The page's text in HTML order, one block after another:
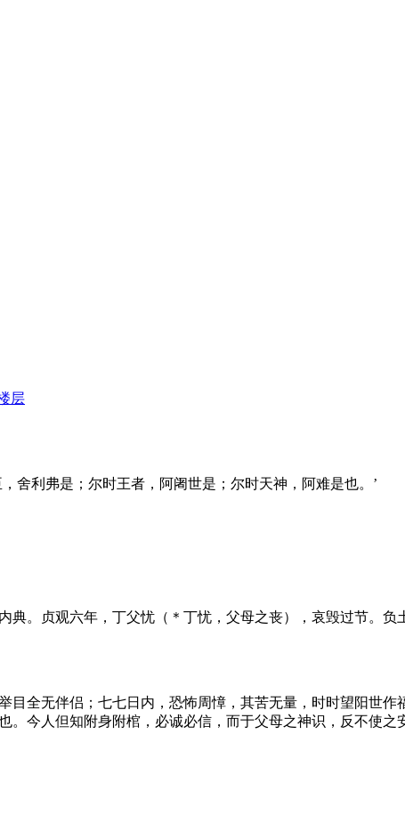
层
舍利弗是；尔时王者，阿阇世是；尔时天神，阿难是也。’
典。贞观六年，丁父忧（＊丁忧，父母之丧），哀毁过节。
目全无伴侣；七七日内，恐怖周慞，其苦无量，时时望阳世
。今人但知附身附棺，必诚必信，而于父母之神识，反不使之